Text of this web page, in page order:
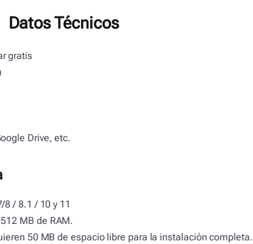
Datos Técnicos
gratis
Drive, etc.
/ 8.1 / 10 y 11
MB de RAM.
50 MB de espacio libre para la instalación completa.